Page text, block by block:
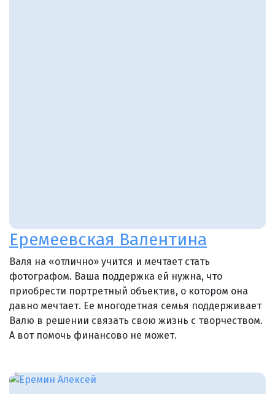
Еремеевская Валентина
Валя на «отлично» учится и мечтает стать
фотографом. Ваша поддержка ей нужна, что
приобрести портретный объектив, о котором она
давно мечтает. Ее многодетная семья поддерживает
Валю в решении связать свою жизнь с творчеством.
А вот помочь финансово не может.